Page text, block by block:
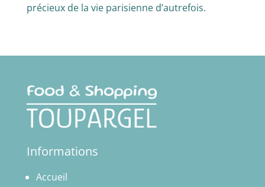
précieux de la vie parisienne d’autrefois.
Informations
Accueil